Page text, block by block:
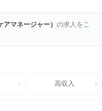
アマネージャー）の求人をこ
高収入